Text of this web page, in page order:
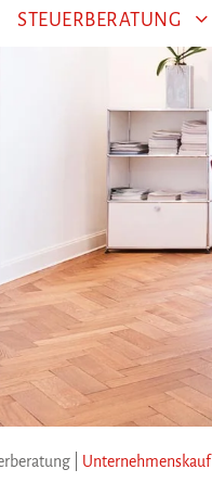
STEUERBERATUNG
Unternehmenskauf